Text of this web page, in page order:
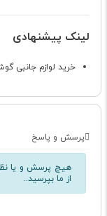
لینک پیشنهادی
خرید لوازم جانبی
پرسش و پاسخ
هیچ پرسش و یا
از ما بپرسید..